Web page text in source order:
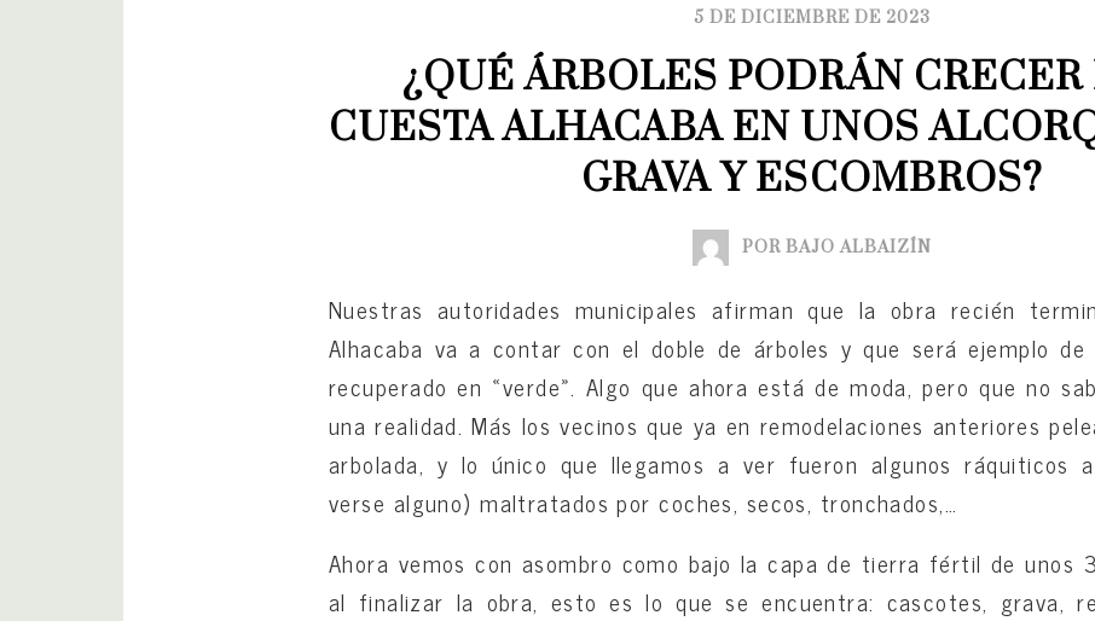
5 DE DICIEMBRE DE 2023
¿QUÉ ÁRBOLES PODRÁN
CUESTA ALHACABA EN UNOS
GRAVA Y ESCOMBROS?
POR BAJO ALBAIZÍN
Nuestras autoridades municipales afirman que la obra recién
Alhacaba va a contar con el doble de árboles y que será ejemplo de
recuperado en «verde». Algo que ahora está de moda, pero que no
una realidad. Más los vecinos que ya en remodelaciones anteriores
arbolada, y lo único que llegamos a ver fueron algunos ráquiticos
verse alguno) maltratados por coches, secos, tronchados,…
Ahora vemos con asombro como bajo la capa de tierra fértil de unos
al finalizar la obra, esto es lo que se encuentra: cascotes, grava,